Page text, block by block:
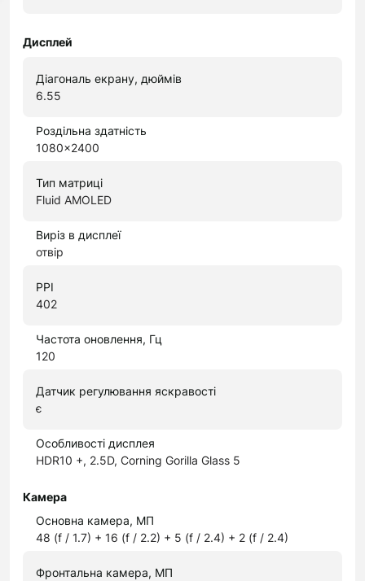
Дисплей
Діагональ екрану, дюймів
6.55
Роздільна здатність
1080x2400
Тип матриці
Fluid AMOLED
Виріз в дисплеї
отвір
PPI
402
Частота оновлення, Гц
120
Датчик регулювання яскравості
є
Особливості дисплея
HDR10 +, 2.5D, Corning Gorilla Glass 5
Камера
Основна камера, МП
48 (f / 1.7) + 16 (f / 2.2) + 5 (f / 2.4) + 2 (f / 2.4)
Фронтальна камера, МП